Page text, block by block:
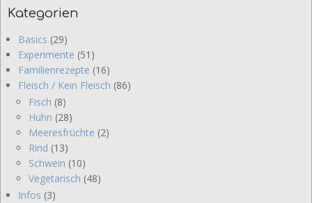
Kategorien
Basics (29)
Experimente (51)
Familienrezepte (16)
Fleisch / Kein Fleisch (86)
Fisch (8)
Huhn (28)
Meeresfrüchte (2)
Rind (13)
Schwein (10)
Vegetarisch (48)
Infos (3)